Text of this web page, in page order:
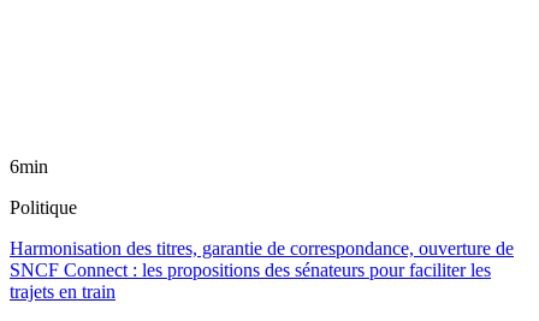
6min
Politique
Harmonisation des titres, garantie de correspondance, ouverture de
SNCF Connect : les propositions des sénateurs pour faciliter les
trajets en train